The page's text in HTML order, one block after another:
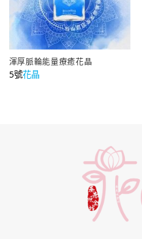
渾厚脈輪能量療癒花晶
5號花晶